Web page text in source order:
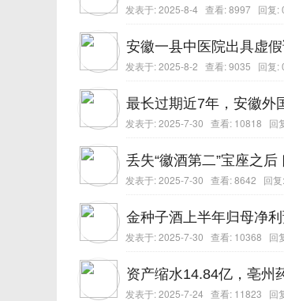
发表于:2025-8-4 查看: 8997 回复:
安徽一县中医院出具虚
发表于:2025-8-2 查看: 9035 回复:
最长过期近7年，安徽外
发表于:2025-7-30 查看: 10818 回
丢失“徽酒第二”宝座之
发表于:2025-7-30 查看: 8642 回复:
金种子酒上半年归母净
发表于:2025-7-30 查看: 10368 回
资产缩水14.84亿，亳州
发表于:2025-7-24 查看: 11823 回